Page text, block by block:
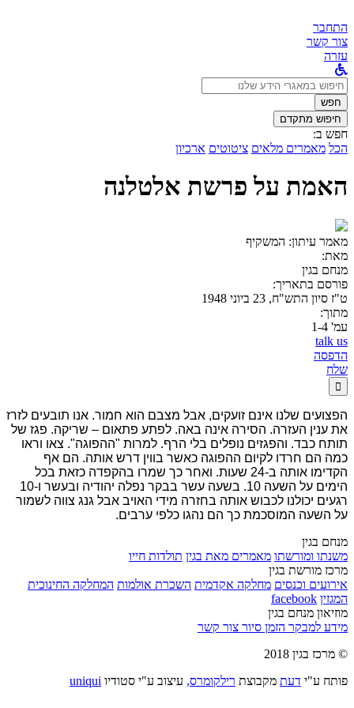
התחבר
צור קשר
עזרה
לחפש
ב:חפש
חיפוש מתקדם
חפש ב:
הכל מאמרים מלאים ציטוטים ארכיון
האמת על פרשת אלטלנה
מאמר עיתון: המשקיף
מאת:
מנחם בגין
פורסם בתאריך:
ט"ז סיון התש"ח, 23 ביוני 1948
מתוך:
עמ' 1-4
talk us
הדפסה
שלח

הפצועים שלנו אינם זועקים, אבל מצבם הוא חמור. אנו תובעים לזרז
את ענין העזרה. הסירה אינה באה. לפתע פתאום – שריקה. פגז של
תותח כבד. והפגזים נופלים בלי הרף. למרות "ההפוגה". צאו וראו
כמה הם חרדו לקיום ההפוגה כאשר בווין דרש אותה. הם אף
הקדימו אותה ב-24 שעות. ואחר כך שמרו בהקפדה כזאת בכל
הימים על השעה 10. בשעה עשר בבקר נפלה יהודיה ובעשר ו-10
רגעים יכולנו לכבוש אותה בחזרה מידי האויב אבל גנג צווה לשמור
על השעה המוסכמת כך הם נהגו כלפי ערבים.
מנחם בגין
משנתו ומורשתו מאמרים מאת בגין תולדות חייו
מרכז מורשת בגין
אירועים וכנסים מחלקה אקדמית השכרת אולמות המחלקה החינוכית
המגזין facebook
מוזיאון מנחם בגין
מידע למבקר הזמן סיור צור קשר
© מרכז בגין 2018
פותח ע"י דעת מקבוצת רילקומרס, עיצוב ע"י סטודיו uniqui